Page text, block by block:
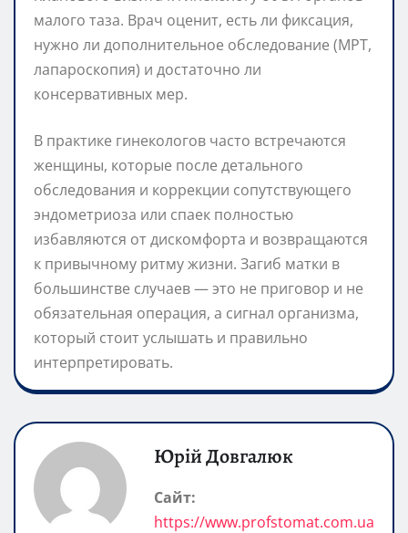
малого таза. Врач оценит, есть ли фиксация,
нужно ли дополнительное обследование (МРТ,
лапароскопия) и достаточно ли
консервативных мер.
В практике гинекологов часто встречаются
женщины, которые после детального
обследования и коррекции сопутствующего
эндометриоза или спаек полностью
избавляются от дискомфорта и возвращаются
к привычному ритму жизни. Загиб матки в
большинстве случаев — это не приговор и не
обязательная операция, а сигнал организма,
который стоит услышать и правильно
интерпретировать.
Юрій Довгалюк
Сайт:
https://www.profstomat.com.ua